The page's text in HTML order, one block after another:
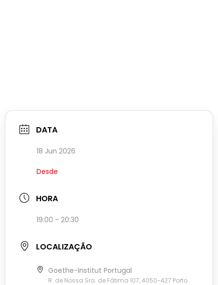
DATA
18 Jun 2026
Desde
HORA
19:00 - 20:30
LOCALIZAÇÃO
Goethe-Institut Portugal
R. de Nossa Sra. de Fátima 107, 4050-427 Porto